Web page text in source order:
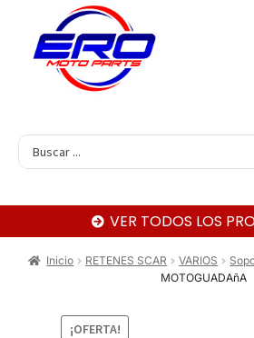
VER TODOS LOS
Inicio RETENES SCAR VARIOS
MOTOGUADAñA
¡OFERTA!